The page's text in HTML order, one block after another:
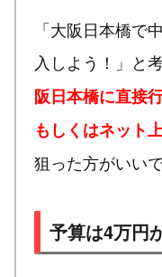
「大阪日本橋で
入しよう！」と
阪日本橋に直接
もしくはネット
狙った方がいい
予算は4万円